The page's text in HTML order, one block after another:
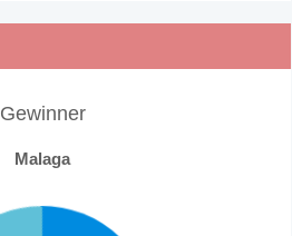
Gewinner
Malaga